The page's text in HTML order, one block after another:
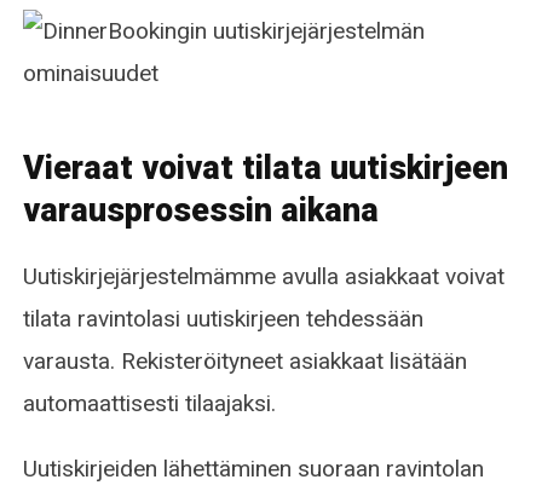
Vieraat voivat tilata uutiskirjeen
varausprosessin aikana
Uutiskirjejärjestelmämme avulla asiakkaat voivat
tilata ravintolasi uutiskirjeen tehdessään
varausta. Rekisteröityneet asiakkaat lisätään
automaattisesti tilaajaksi.
Uutiskirjeiden lähettäminen suoraan ravintolan